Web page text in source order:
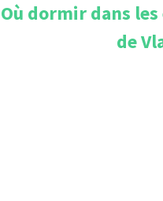
Où dormir dans
de